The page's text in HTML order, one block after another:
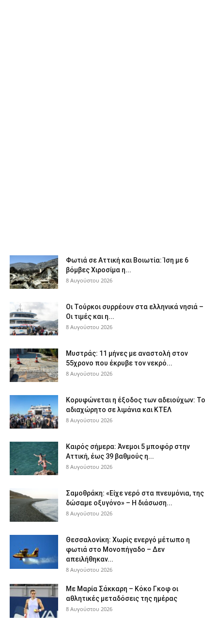
Φωτιά σε Αττική και Βοιωτία: Ίση με 6
βόμβες Χιροσίμα η...
8 Αυγούστου 2026
Οι Τούρκοι συρρέουν στα ελληνικά νησιά –
Οι τιμές και η...
8 Αυγούστου 2026
Μυστράς: 11 μήνες με αναστολή στον
55χρονο που έκρυβε τον νεκρό...
8 Αυγούστου 2026
Κορυφώνεται η έξοδος των αδειούχων: Το
αδιαχώρητο σε λιμάνια και ΚΤΕΛ
8 Αυγούστου 2026
Καιρός σήμερα: Άνεμοι 5 μποφόρ στην
Αττική, έως 39 βαθμούς η...
8 Αυγούστου 2026
Σαμοθράκη: «Είχε νερό στα πνευμόνια, της
δώσαμε οξυγόνο» – Η διάσωση...
8 Αυγούστου 2026
Θεσσαλονίκη: Χωρίς ενεργό μέτωπο η
φωτιά στο Μονοπήγαδο – Δεν
απειλήθηκαν...
8 Αυγούστου 2026
Με Μαρία Σάκκαρη – Κόκο Γκοφ οι
αθλητικές μεταδόσεις της ημέρας
8 Αυγούστου 2026